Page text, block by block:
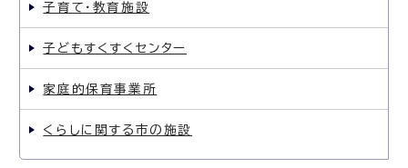
子育て・教育施設
子どもすくすくセンター
家庭的保育事業所
くらしに関する市の施設